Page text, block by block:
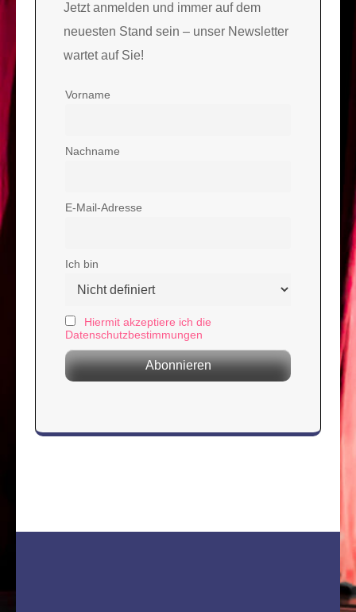
Jetzt anmelden und immer auf dem
neuesten Stand sein – unser Newsletter
wartet auf Sie!
Vorname
Nachname
E-Mail-Adresse
Ich bin
Hiermit akzeptiere ich die
Datenschutzbestimmungen